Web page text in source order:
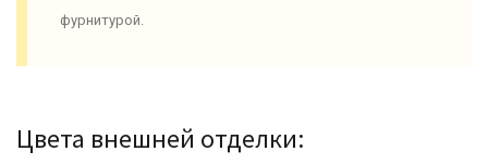
фурнитурой.
Цвета внешней отделки: